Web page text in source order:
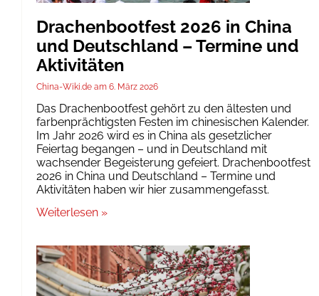
Drachenbootfest 2026 in China
und Deutschland – Termine und
Aktivitäten
China-Wiki.de 6. März 2026
Das Drachenbootfest gehört zu den ältesten und
farbenprächtigsten Festen im chinesischen Kalender.
Im Jahr 2026 wird es in China als gesetzlicher
Feiertag begangen – und in Deutschland mit
wachsender Begeisterung gefeiert. Drachenbootfest
2026 in China und Deutschland – Termine und
Aktivitäten haben wir hier zusammengefasst.
Weiterlesen »